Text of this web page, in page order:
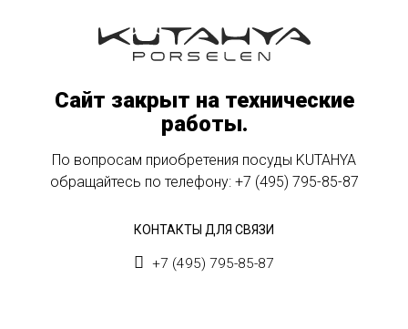
Сайт закрыт на технические
работы.
По вопросам приобретения посуды KUTAHYA
обращайтесь по телефону: +7 (495) 795-85-87
КОНТАКТЫ ДЛЯ СВЯЗИ
+7 (495) 795-85-87